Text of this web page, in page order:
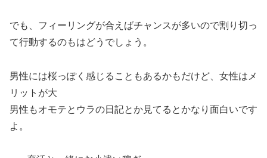
でも、フィーリングが合えばチャンスが多いので割り切っ
て行動するのもはどうでしょう。
男性には桜っぽく感じることもあるかもだけど、女性はメ
リットが大
男性もオモテとウラの日記とか見てるとかなり面白いです
よ。